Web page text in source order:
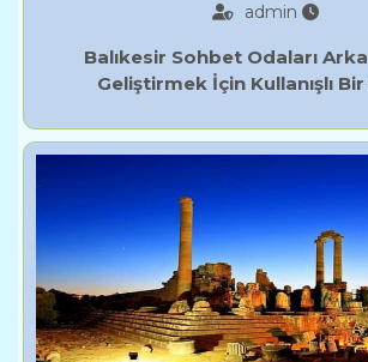
admin
Balıkesir Sohbet Odaları
Geliştirmek İçin Kullanışlı